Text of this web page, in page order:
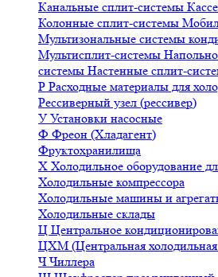
Канальные сплит-системы
Колонные сплит-системы
Мультизональные системы
Мультисплит-системы
системы Настенные сплит-
Р Расходные материалы для
Рессиверный узел (рессивер)
У Установки насосные
Ф Фреон (Хладагент)
Фруктохранилища
Х Холодильное оборудование
Холодильные компрессора
Холодильные машины и
Холодильные склады
Ц Центральное
ЦХМ (Центральная
ЧЧиллера